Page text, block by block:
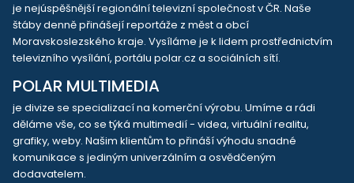
je nejúspěšnější regionální televizní společnost v ČR. Naše
štáby denně přinášejí reportáže z měst a obcí
Moravskoslezského kraje. Vysíláme je k lidem prostřednictvím
televizního vysílání, portálu polar.cz a sociálních sítí.
POLAR MULTIMEDIA
je divize se specializací na komerční výrobu. Umíme a rádi
děláme vše, co se týká multimedií - videa, virtuální realitu,
grafiky, weby. Našim klientům to přináší výhodu snadné
komunikace s jediným univerzálním a osvědčeným
dodavatelem.